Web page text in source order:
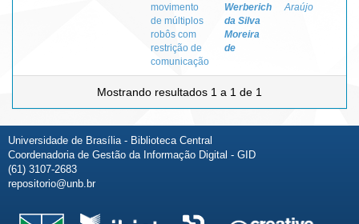
movimento
de múltiplos
robôs com
restrição de
comunicação
Werberich
da Silva
Moreira
de
Araújo
Mostrando resultados 1 a 1 de 1
Universidade de Brasília - Biblioteca Central
Coordenadoria de Gestão da Informação Digital - GID
(61) 3107-2683
repositorio@unb.br